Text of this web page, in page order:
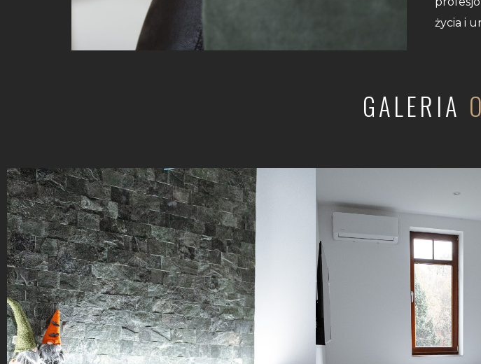
życia i
GALERIA